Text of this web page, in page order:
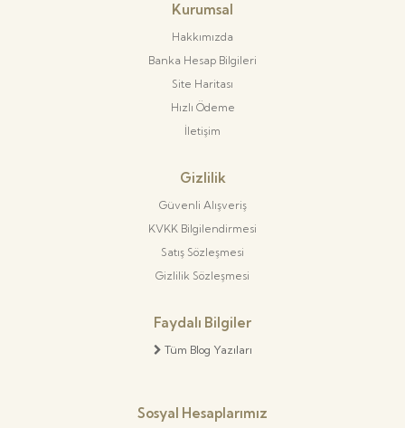
Kurumsal
Hakkımızda
Banka Hesap Bilgileri
Site Haritası
Hızlı Ödeme
İletişim
Gizlilik
Güvenli Alışveriş
KVKK Bilgilendirmesi
Satış Sözleşmesi
Gizlilik Sözleşmesi
Faydalı Bilgiler
Tüm Blog Yazıları
Sosyal Hesaplarımız